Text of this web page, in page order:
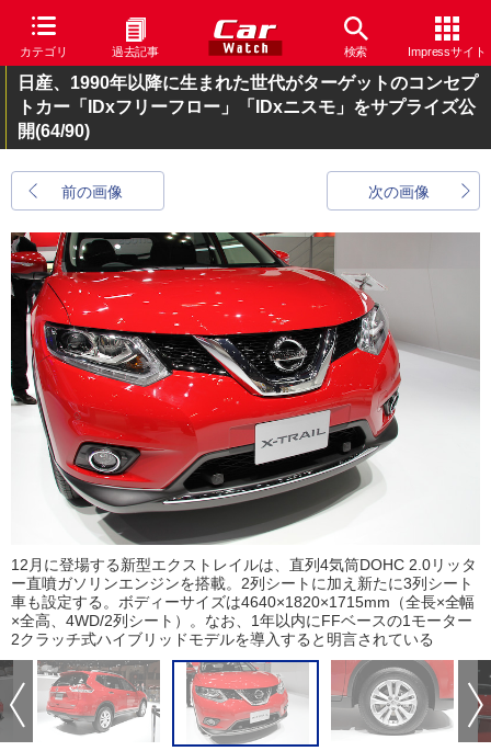
カテゴリ 過去記事 検索 Impressサイト
日産、1990年以降に生まれた世代がターゲットのコンセプ
トカー「IDxフリーフロー」「IDxニスモ」をサプライズ公
開(64/90)
前の画像 次の画像
12月に登場する新型エクストレイルは、直列4気筒DOHC 2.0リッタ
ー直噴ガソリンエンジンを搭載。2列シートに加え新たに3列シート
車も設定する。ボディーサイズは4640×1820×1715mm（全長×全幅
×全高、4WD/2列シート）。なお、1年以内にFFベースの1モーター
2クラッチ式ハイブリッドモデルを導入すると明言されている